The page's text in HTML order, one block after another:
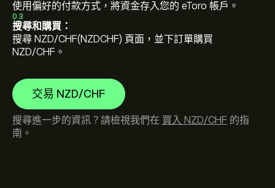
使用偏好的付款方式，將資金存入您的 eToro 帳戶。
03
搜尋和購買：
搜尋 NZD/CHF(NZDCHF) 頁面，並下訂單購買
NZD/CHF。
交易 NZD/CHF
搜尋進一步的資訊？請檢視我們在 買入 NZD/CHF 的指
南。